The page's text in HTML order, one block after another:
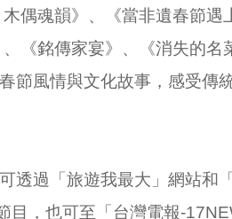
偶魂韻》、《當非遺春節遇
《銘傳家宴》、《消失的名
節風情與文化故事，感受傳
透過「旅遊我最大」網站和
目，也可至「台灣電報-